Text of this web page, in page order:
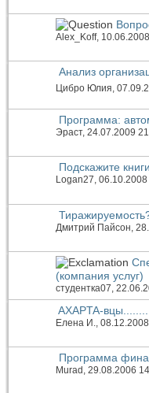
Alex_Koff,
Анализ
Цибро Юлия,
Программа:
Эраст, 24.07.2009
Подскажите книги
Logan27,
Дмитрий Пайсон ,
(компания услуг)
студентка07,
AXAPTA-
Елена И. ,
Программа
Murad , 29.08.2006